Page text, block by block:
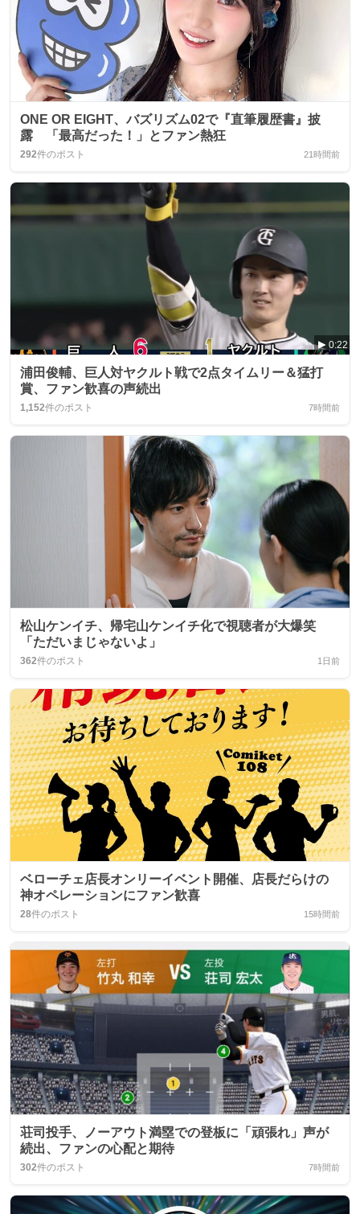
ONE OR EIGHT、バズリズム02で『直筆履歴書』披
露 「最高だった！」とファン熱狂
292件のポスト 21時間前
0:22
浦田俊輔、巨人対ヤクルト戦で2点タイムリー＆猛打
賞、ファン歓喜の声続出
1,152件のポスト 7時間前
松山ケンイチ、帰宅山ケンイチ化で視聴者が大爆笑
「ただいまじゃないよ」
362件のポスト 1日前
ベローチェ店長オンリーイベント開催、店長だらけの
神オペレーションにファン歓喜
28件のポスト 15時間前
荘司投手、ノーアウト満塁での登板に「頑張れ」声が
続出、ファンの心配と期待
302件のポスト 7時間前